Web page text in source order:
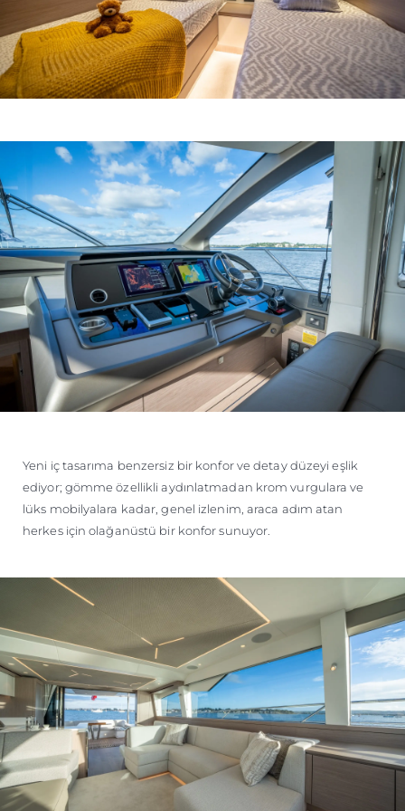
Yeni iç tasarıma benzersiz bir konfor ve detay düzeyi eşlik
ediyor; gömme özellikli aydınlatmadan krom vurgulara ve
lüks mobilyalara kadar, genel izlenim, araca adım atan
herkes için olağanüstü bir konfor sunuyor.